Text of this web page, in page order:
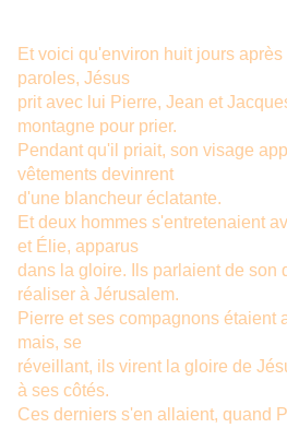
Et voici qu'environ huit jours
paroles, Jésus
prit avec lui Pierre, Jean et
montagne pour prier.
Pendant qu'il priait, son visage
vêtements devinrent
d'une blancheur éclatante.
Et deux hommes s'entretenaient
et Élie, apparus
dans la gloire. Ils parlaient de son
réaliser à Jérusalem.
Pierre et ses compagnons étaient
mais, se
réveillant, ils virent la gloire de
à ses côtés.
Ces derniers s'en allaient, quand